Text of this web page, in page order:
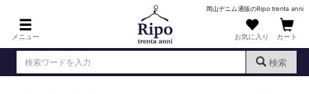
メニュー
岡山デニム通販のRipo trenta anni
お気に入り カート
検索